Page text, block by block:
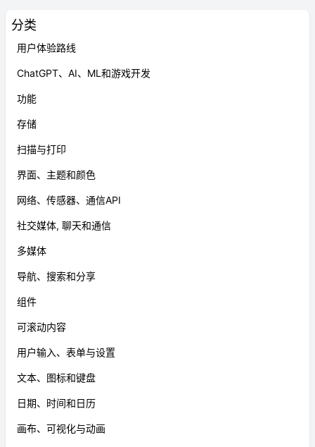
分类
用户体验路线
ChatGPT、AI、ML和游戏开发
功能
存储
扫描与打印
界面、主题和颜色
网络、传感器、通信API
社交媒体, 聊天和通信
多媒体
导航、搜索和分享
组件
可滚动内容
用户输入、表单与设置
文本、图标和键盘
日期、时间和日历
画布、可视化与动画